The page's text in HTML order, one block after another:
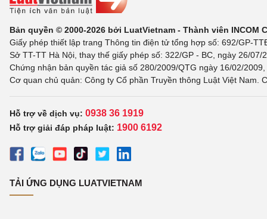
Bản quyền © 2000-2026 bởi LuatVietnam - Thành viên INCOM
Giấy phép thiết lập trang Thông tin điện tử tổng hợp số: 692/GP-
Sở TT-TT Hà Nội, thay thế giấy phép số: 322/GP - BC, ngày 26/
Chứng nhận bản quyền tác giả số 280/2009/QTG ngày 16/02/
Cơ quan chủ quản: Công ty Cổ phần Truyền thông Luật Việt Nam.
Hỗ trợ về dịch vụ: 0938 36 1919
Hỗ trợ giải đáp pháp luật: 1900 6192
TẢI ỨNG DỤNG LUATVIETNAM